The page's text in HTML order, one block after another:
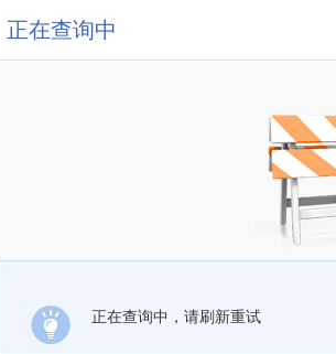
正在查询中
正在查询中，请刷新重试